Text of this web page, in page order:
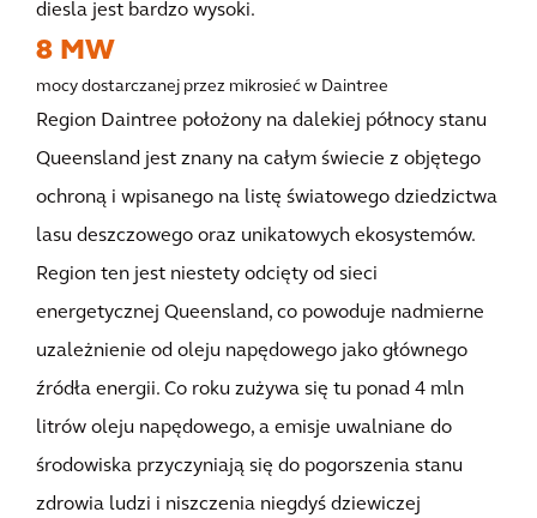
diesla jest bardzo wysoki.
8 MW
mocy dostarczanej przez mikrosieć w Daintree
Region Daintree położony na dalekiej północy stanu
Queensland jest znany na całym świecie z objętego
ochroną i wpisanego na listę światowego dziedzictwa
lasu deszczowego oraz unikatowych ekosystemów.
Region ten jest niestety odcięty od sieci
energetycznej Queensland, co powoduje nadmierne
uzależnienie od oleju napędowego jako głównego
źródła energii. Co roku zużywa się tu ponad 4 mln
litrów oleju napędowego, a emisje uwalniane do
środowiska przyczyniają się do pogorszenia stanu
zdrowia ludzi i niszczenia niegdyś dziewiczej